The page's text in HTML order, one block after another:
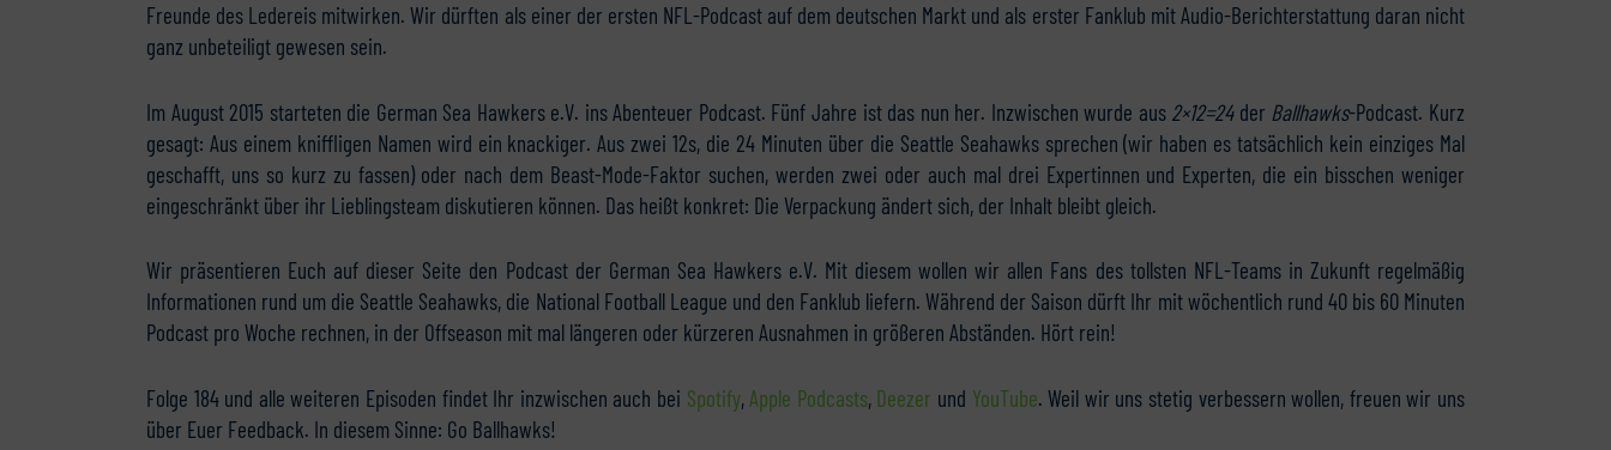
Freunde des Ledereis mitwirken. Wir dürften als einer der ersten NFL-Podcast auf dem deutschen Markt und als erster Fanklub mit Audio-Berichterstattung daran nicht
ganz unbeteiligt gewesen sein.
Im August 2015 starteten die German Sea Hawkers e.V. ins Abenteuer Podcast. Fünf Jahre ist das nun her. Inzwischen wurde aus 2×12=24der Ballhawks-Podcast. Kurz
gesagt: Aus einem kniffligen Namen wird ein knackiger. Aus zwei 12s, die 24 Minuten über die Seattle Seahawks sprechen (wir haben es tatsächlich kein einziges Mal
geschafft, uns so kurz zu fassen) oder nach dem Beast-Mode-Faktor suchen, werden zwei oder auch mal drei Expertinnen und Experten, die ein bisschen weniger
eingeschränkt über ihr Lieblingsteam diskutieren können. Das heißt konkret: Die Verpackung ändert sich, der Inhalt bleibt gleich.
Wir präsentieren Euch auf dieser Seite den Podcast der German Sea Hawkers e.V. Mit diesem wollen wir allen Fans des tollsten NFL-Teams in Zukunft regelmäßig
Informationen rund um die Seattle Seahawks, die National Football League und den Fanklub liefern. Während der Saison dürft Ihr mit wöchentlich rund 40 bis 60 Minuten
Podcast pro Woche rechnen, in der Offseason mit mal längeren oder kürzeren Ausnahmen in größeren Abständen. Hört rein!
Folge 184 und alle weiteren Episoden findet Ihr inzwischen auch bei Spotify, Apple Podcasts, Deezer und YouTube. Weil wir uns stetig verbessern wollen, freuen wir uns
über Euer Feedback. In diesem Sinne: Go Ballhawks!